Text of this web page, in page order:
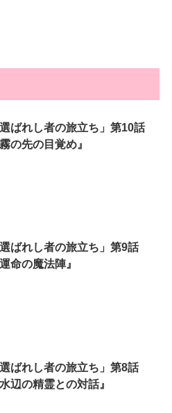
選ばれし者の旅立ち」第10話
霧の先の目覚め』
選ばれし者の旅立ち」第9話
運命の魔法陣』
選ばれし者の旅立ち」第8話
水辺の精霊との対話』